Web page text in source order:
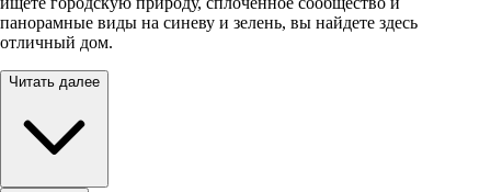
панорамные виды на синеву и зелень, вы найдете здесь
отличный дом.
Читать далее